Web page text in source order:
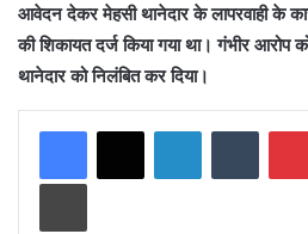
आवेदन देकर मेहसी थानेदार के लापरवाही के
की शिकायत दर्ज किया गया था। गंभीर
थानेदार को निलंबित कर दिया।
LinkedInTumblr
Print